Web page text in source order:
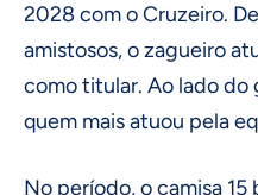
2028 com o Cruzeiro.
amistosos, o zagueiro
como titular. Ao lado do
quem mais atuou pela
No período, o camisa 15